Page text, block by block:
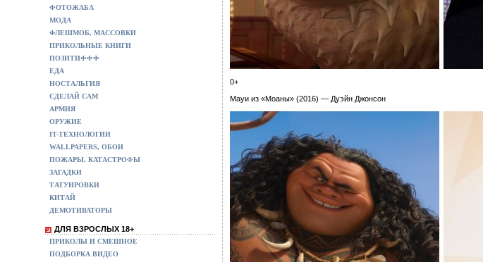
ФОТОЖАБА
МОДА
ФЛЕШМОБ, МАССОВКИ
ПРИКОЛЬНЫЕ КНИГИ
ПОЗИТИФФФ
ЕДА
НОСТАЛЬГИЯ
СДЕЛАЙ САМ
АРМИЯ
ОРУЖИЕ
IT-ТЕХНОЛОГИИ
WALLPAPERS, ОБОИ
ПОЖАРЫ, КАТАСТРОФЫ
ЗАГАДКИ
ТАТУИРОВКИ
КИТАЙ
ДЕМОТИВАТОРЫ
ДЛЯ ВЗРОСЛЫХ 18+
ПРИКОЛЫ И СМЕШНОЕ
ПОДБОРКА ВИДЕО
0+
Мауи из «Моаны» (2016) — Дуэйн Джонсон